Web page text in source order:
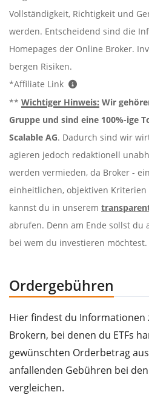
Vollständigkeit, Richtigkeit und
werden. Entscheidend sind die
Homepages der Online Broker.
bergen Risiken.
*Affiliate Link
** Wichtiger Hinweis: Wir
Gruppe und sind eine 100%-ige
Scalable AG. Dadurch sind wir
agieren jedoch redaktionell
werden vermieden, da Broker -
einheitlichen, objektiven
kannst du in unserem
abrufen. Denn am Ende sollst du
bei wem du investieren möchtest.
Ordergebühren
Hier findest du Informationen
Brokern, bei denen du ETFs
gewünschten Orderbetrag
anfallenden Gebühren bei
vergleichen.